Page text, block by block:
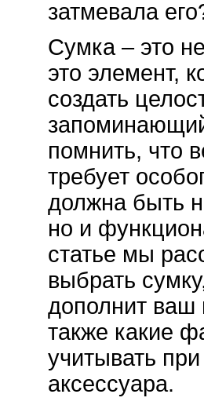
затмевала
Сумка – это
это элемент,
создать
помнить, что
требует
должна быть
но и
статье мы
выбрать
дополнит ваш
также какие
учитывать
аксессуара.